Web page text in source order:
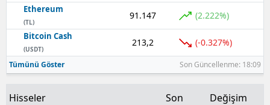
Yozgat
Zonguldak
Aksaray
Bayburt
Ethereum
(TL)
91.147 (2.222%)
Bitcoin Cash
(USDT)
213,2 (-0.327%)
Tümünü Göster Son Güncellenme: 18:09
Hisseler Son Değişim